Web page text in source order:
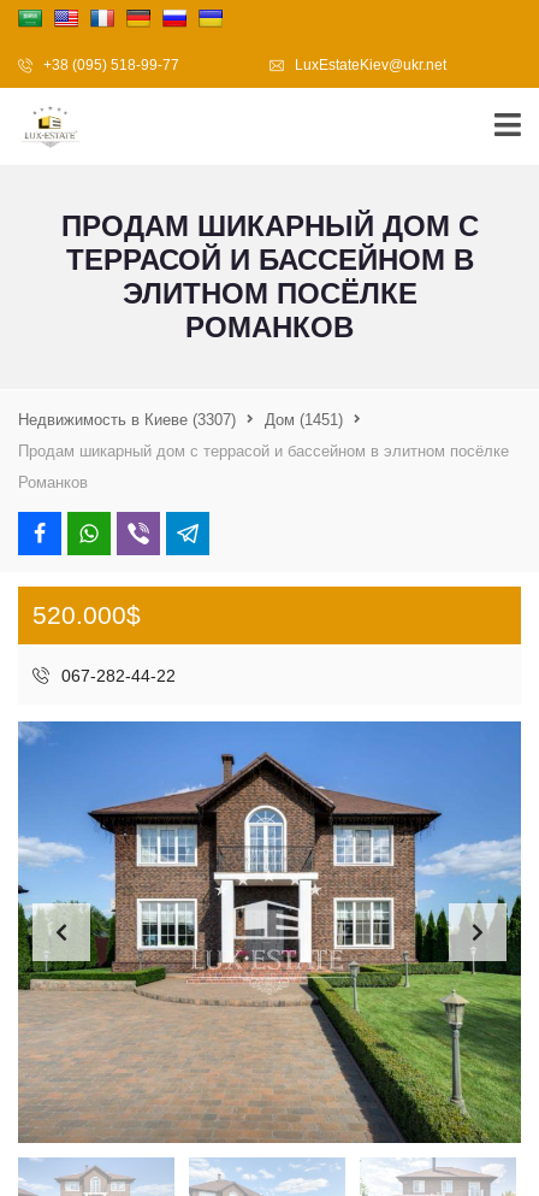
+38 (095) 518-99-77 LuxEstateKiev@ukr.net
ПРОДАМ ШИКАРНЫЙ ДОМ С
ТЕРРАСОЙ И БАССЕЙНОМ В
ЭЛИТНОМ ПОСЁЛКЕ
РОМАНКОВ
Недвижимость в Киеве (3307) Дом (1451)
Продам шикарный дом с террасой и бассейном в элитном посёлке
Романков
520.000$
067-282-44-22